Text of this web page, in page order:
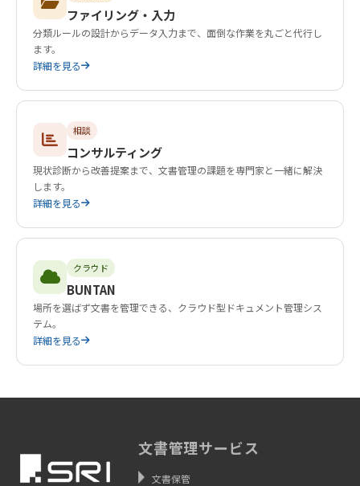
ファイリング・入力
分類ルールの設計からデータ入力まで、面倒な作業を丸ごと代行し
ます。
詳細を見る
相談
コンサルティング
現状診断から改善提案まで、文書管理の課題を専門家と一緒に解決
します。
詳細を見る
クラウド
BUNTAN
場所を選ばず文書を管理できる、クラウド型ドキュメント管理シス
テム。
詳細を見る
文書管理サービス
文書保管